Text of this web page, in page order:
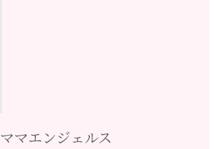
ママエンジェルス